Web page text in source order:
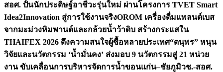
สอศ. ปั้นนักประดิษฐ์อาชีวะรุ่นใหม่ ผ่านโครงการ TVET Smart
Idea2Innovation สู่การใช้งานจริงOROM เครื่องดื่มแพลนต์เบส
จากมะม่วงหิมพานต์และกล้วยน้ำว้าดิบ สร้างกระแสใน
THAIFEX 2026 ดึงความสนใจผู้ซื้อหลายประเทศ“ดนุพร” หนุน
วิจัยและนวัตกรรม ‘น้ำมั่นคง’ ส่งมอบ 9 นวัตกรรมสู่ 21 หน่วย
งาน ขับเคลื่อนการบริหารจัดการน้ำขอนแก่น–ชัยภูมิวช.-สอศ.